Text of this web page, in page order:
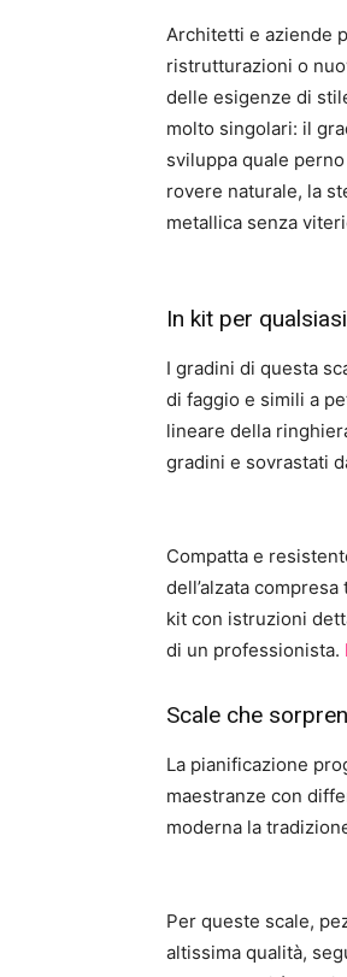
Architetti e aziende
ristrutturazioni o
delle esigenze di
molto singolari: il
sviluppa quale
rovere naturale, la
metallica senza
In kit per
I gradini di questa
di faggio e simili a
lineare della
gradini e sovrastati
Compatta e
dell’alzata compresa
kit con istruzioni
di un professionista.
Scale che
La pianificazione
maestranze con
moderna la
Per queste scale,
altissima qualità,